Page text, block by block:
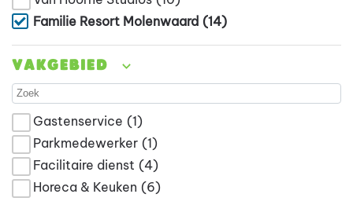
Familie Resort Molenwaard (14)
Vakgebied
Gastenservice (1)
Parkmedewerker (1)
Facilitaire dienst (4)
Horeca & Keuken (6)